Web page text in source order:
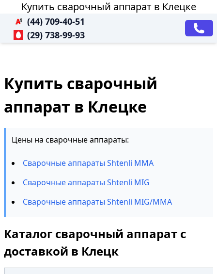
Купить сварочный аппарат в Клецке
(44) 709-40-51
(29) 738-99-93
Купить сварочный
аппарат в Клецке
Цены на сварочные аппараты:
Сварочные аппараты Shtenli MMA
Сварочные аппараты Shtenli MIG
Сварочные аппараты Shtenli MIG/MMA
Каталог сварочный аппарат с
доставкой в Клецк